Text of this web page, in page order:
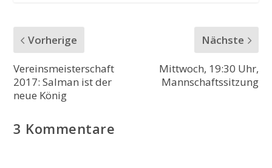
Vorherige
Vereinsmeisterschaft
2017: Salman ist der
neue König
Nächste
Mittwoch, 19:30 Uhr,
Mannschaftssitzung
3 Kommentare